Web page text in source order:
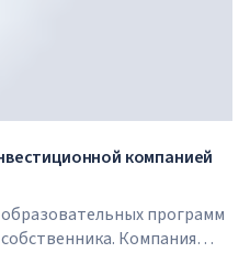
компанией
программ
Компания